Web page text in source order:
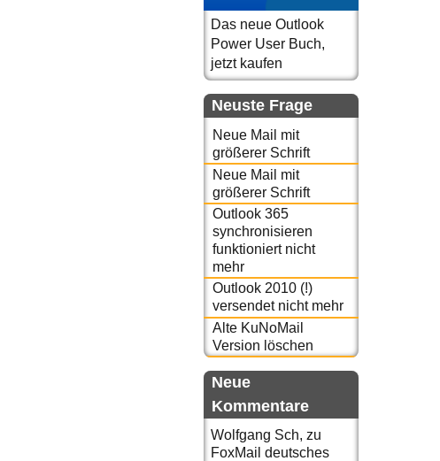
Das neue Outlook
Power User Buch,
jetzt kaufen
Neuste Frage
Neue Mail mit
größerer Schrift
Neue Mail mit
größerer Schrift
Outlook 365
synchronisieren
funktioniert nicht
mehr
Outlook 2010 (!)
versendet nicht mehr
Alte KuNoMail
Version löschen
Neue
Kommentare
Wolfgang Sch, zu
FoxMail deutsches